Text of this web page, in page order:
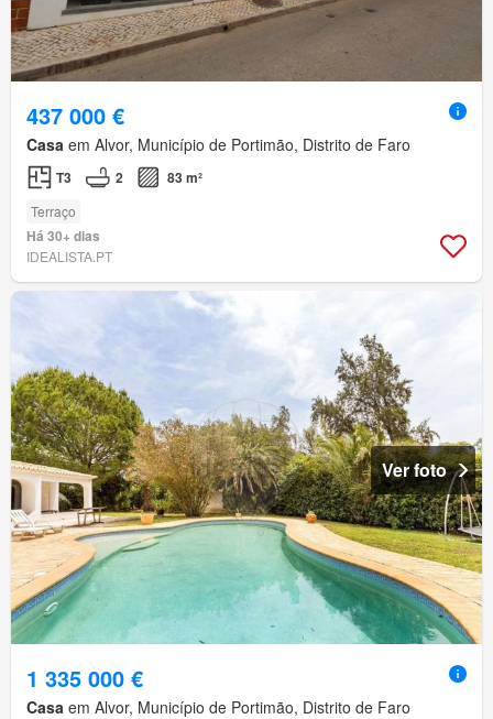
437 000 €
Casa em Alvor, Município de Portimão, Distrito de Faro
T3 2 83 m²
Terraço
Há 30+ dias
IDEALISTA.PT
Ver foto
1 335 000 €
Casa em Alvor, Município de Portimão, Distrito de Faro